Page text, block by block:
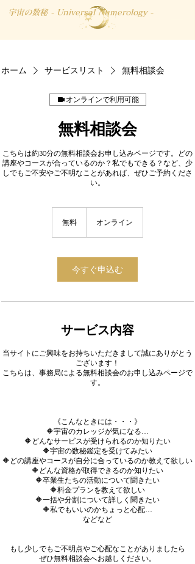
宇宙の数秘 - Universal Numerology -
ホーム サービスリスト 無料相談会
オンラインで利用可能
無料相談会
こちらは約30分の無料相談会お申し込みページです。どの
講座やコースが合っているのか？私でもできる？など、少
しでもご不安やご不明なことがあれば、ぜひご予約くださ
い。
無料 オンライン
今すぐ申込む
サービス内容
当サイトにご興味をお持ちいただきまして誠にありがとう
ございます！
こちらは、事務局による無料相談会のお申し込みページで
す。
《こんなときには・・・》
🔶宇宙のカレッジが気になる…
🔶どんなサービスが受けられるのか知りたい
🔶宇宙の数秘鑑定を受けてみたい
🔶どの講座やコースが自分に合っているのか教えて欲しい
🔶どんな資格が取得できるのか知りたい
🔶卒業生たちの活動について聞きたい
🔶料金プランを教えて欲しい
🔶一括や分割について詳しく聞きたい
🔶私でもいいのかちょっと心配…
などなど
もし少しでもご不明点やご心配なことがありましたら
ぜひ無料相談会へお越しください。